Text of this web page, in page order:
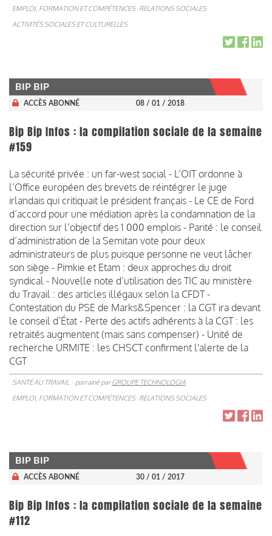
EMPLOI, FORMATION ET COMPÉTENCES RELATIONS SOCIALES
ACTIVITÉS SOCIALES ET CULTURELLES
BIP BIP
ACCÈS ABONNÉ 08 / 01 / 2018
Bip Bip Infos : la compilation sociale de la semaine
#159
La sécurité privée : un far-west social - L’OIT ordonne à
l’Office européen des brevets de réintégrer le juge
irlandais qui critiquait le président français - Le CE de Ford
d’accord pour une médiation après la condamnation de la
direction sur l’objectif des 1 000 emplois - Parité : le conseil
d’administration de la Semitan vote pour deux
administrateurs de plus puisque personne ne veut lâcher
son siège - Pimkie et Etam : deux approches du droit
syndical - Nouvelle note d’utilisation des TIC au ministère
du Travail : des articles illégaux selon la CFDT -
Contestation du PSE de Marks&Spencer : la CGT ira devant
le conseil d’État - Perte des actifs adhérents à la CGT : les
retraités augmentent (mais sans compenser) - Unité de
recherche URMITE : les CHSCT confirment l'alerte de la
CGT
SANTÉ AU TRAVAIL parrainé parGROUPE TECHNOLOGIA
EMPLOI, FORMATION ET COMPÉTENCES RELATIONS SOCIALES
BIP BIP
ACCÈS ABONNÉ 30 / 01 / 2017
Bip Bip Infos : la compilation sociale de la semaine
#112